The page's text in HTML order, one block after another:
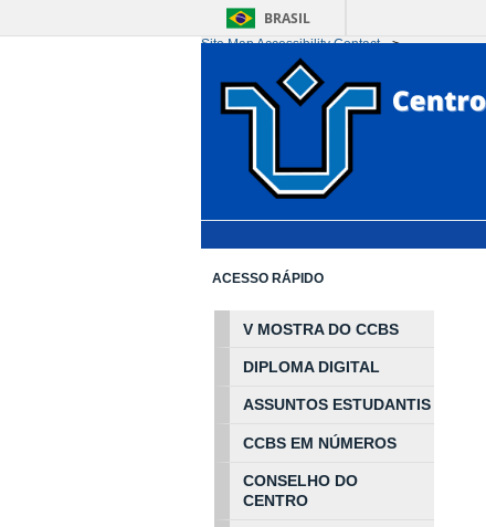
BRASIL
Ir para o conteúdo
Site MapAccessibility Contact-->
ACESSO RÁPIDO
V MOSTRA DO CCBS
DIPLOMA DIGITAL
ASSUNTOS ESTUDANTIS
CCBS EM NÚMEROS
CONSELHO DO
CENTRO